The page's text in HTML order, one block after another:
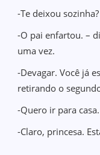
-Te deixou sozinha?
-O pai enfartou. –
uma vez.
-Devagar. Você já
retirando o
-Quero ir para
-Claro, princesa.